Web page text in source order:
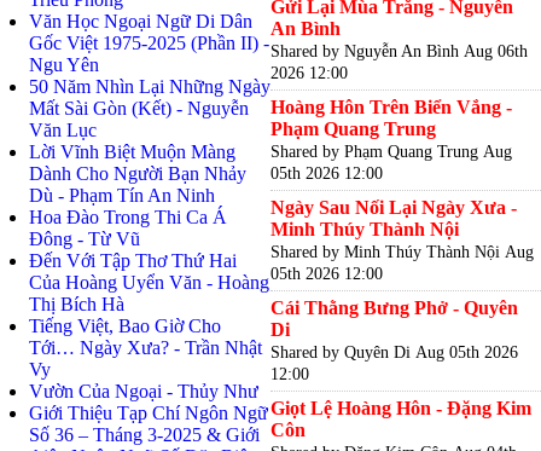
Văn Học Ngoại Ngữ Di Dân
Gốc Việt 1975-2025 (Phần II) -
Ngu Yên
50 Năm Nhìn Lại Những Ngày
Mất Sài Gòn (Kết) - Nguyễn
Văn Lục
Lời Vĩnh Biệt Muộn Màng
Dành Cho Người Bạn Nhảy
Dù - Phạm Tín An Ninh
Hoa Đào Trong Thi Ca Á
Đông - Từ Vũ
Đến Với Tập Thơ Thứ Hai
Của Hoàng Uyển Văn - Hoàng
Thị Bích Hà
Tiếng Việt, Bao Giờ Cho
Tới… Ngày Xưa? - Trần Nhật
Vy
Vườn Của Ngoại - Thủy Như
Giới Thiệu Tạp Chí Ngôn Ngữ
Số 36 – Tháng 3-2025 & Giới
Gửi Lại Mùa Trăng - Nguyễn
An Bình
Shared by Nguyễn An Bình Aug 06th
2026 12:00
Hoàng Hôn Trên Biển Vắng -
Phạm Quang Trung
Shared by Phạm Quang Trung Aug
05th 2026 12:00
Ngày Sau Nối Lại Ngày Xưa -
Minh Thúy Thành Nội
Shared by Minh Thúy Thành Nội Aug
05th 2026 12:00
Cái Thằng Bưng Phở - Quyên
Di
Shared by Quyên Di Aug 05th 2026
12:00
Giọt Lệ Hoàng Hôn - Đặng Kim
Côn